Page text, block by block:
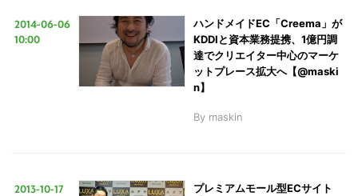
2014-06-06
10:00
ハンドメイドEC「Creema」が
KDDIと資本業務提携、1億円調
達でクリエイター中心のマーケ
ットプレース拡大へ【@maski
n】
By maskin
2013-10-17
プレミアムモール型ECサイト
VR/AR
特集
Block Data Bank